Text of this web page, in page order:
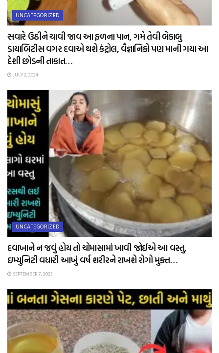
UNCATEGORIZED
સવારે ઉઠીને ચાવી જાવ આ ફળના પાન, ગમે તેવી બેકાબુ
ડાયાબિટીસ વગર દવાએ થશે કંટ્રોલ, વૈજ્ઞાનિકો પણ માની ગયા આ
દેશી છોડની તાકાત…
JULY 2, 2024
UNCATEGORIZED
દવાખાને ન જવું હોય તો ચોમાસામાં ખાવી જોઈએ આ વસ્તુ,
ઇમ્યુનિટી વધારી આખું વર્ષ શરીરને રાખશે રોગો મુક્ત…
SEPTEMBER 7, 2023